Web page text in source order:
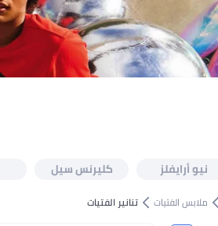
نيو أرايفلز كليرنس سيل
ملابس الفتيات تنانير الفتيات